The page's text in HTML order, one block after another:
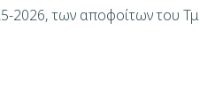
των αποφοίτων του